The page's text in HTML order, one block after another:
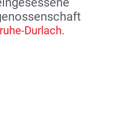
Durlach.